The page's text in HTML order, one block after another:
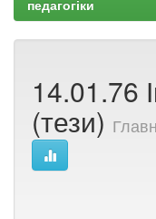
педагогіки
14.01.76
(тези)